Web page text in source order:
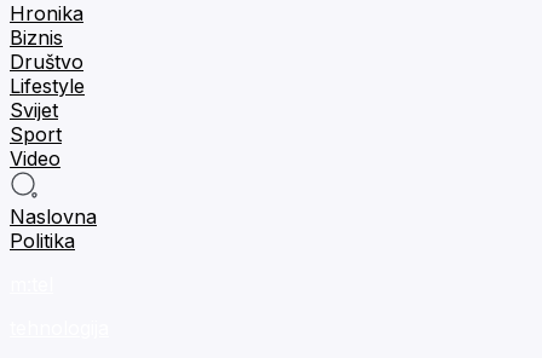
Hronika
Biznis
Društvo
Lifestyle
Svijet
Sport
Video
Naslovna
Politika